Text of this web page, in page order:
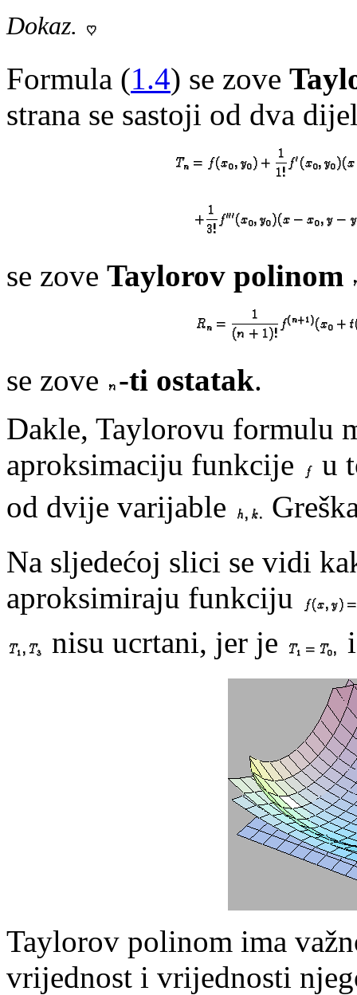
Dokaz.
Formula (1.4) se zove
strana se sastoji od dva
se zove Taylorov polinom
se zove -ti ostatak.
Dakle, Taylorovu formulu
aproksimaciju funkcije
u
od dvije varijable
Na sljedećoj slici se vidi
aproksimiraju funkciju
nisu ucrtani, jer je
Taylorov polinom ima
vrijednost i vrijednosti